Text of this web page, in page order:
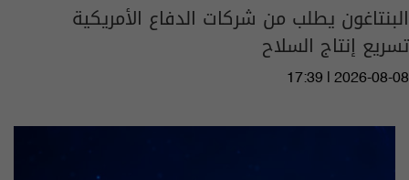
البنتاغون يطلب من شركات الدفاع الأمريكية
تسريع إنتاج السلاح
17:39 | 2026-08-08